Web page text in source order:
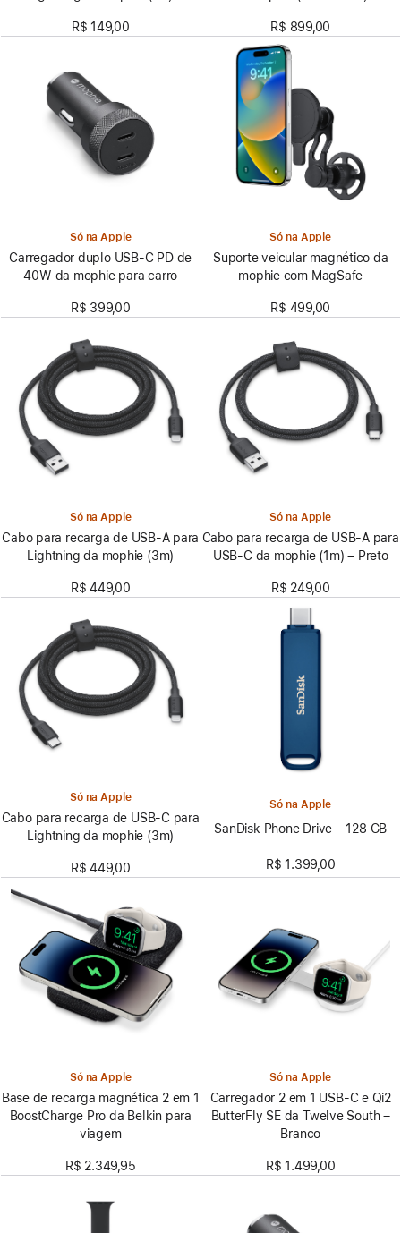
R$ 149,00 R$ 899,00
Só na Apple
Carregador duplo USB-C PD de
40W da mophie para carro
R$ 399,00
Só na Apple
Suporte veicular magnético da
mophie com MagSafe
R$ 499,00
Só na Apple
Cabo para recarga de USB-A para
Lightning da mophie (3m)
R$ 449,00
Só na Apple
Cabo para recarga de USB-A para
USB-C da mophie (1m) – Preto
R$ 249,00
Só na Apple
Cabo para recarga de USB-C para
Lightning da mophie (3m)
R$ 449,00
Só na Apple
SanDisk Phone Drive – 128 GB
R$ 1.399,00
Só na Apple
Base de recarga magnética 2 em 1
BoostCharge Pro da Belkin para
viagem
R$ 2.349,95
Só na Apple
Carregador 2 em 1 USB-C e Qi2
ButterFly SE da Twelve South –
Branco
R$ 1.499,00